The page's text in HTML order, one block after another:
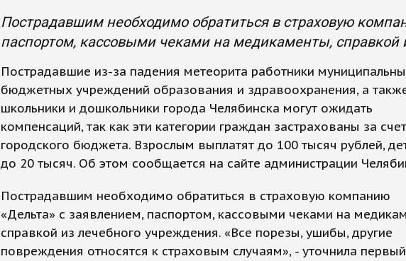
Пострадавшим необходимо обратиться в страховую
паспортом, кассовыми чеками на медикаменты, справкой
Пострадавшие из-за падения метеорита работники
бюджетных учреждений образования и здравоохранения, а
школьники и дошкольники города Челябинска могут ожидать
компенсаций, так как эти категории граждан застрахованы за счет
городского бюджета. Взрослым выплатят до 100 тысяч рублей,
до 20 тысяч. Об этом сообщается на сайте администрации
Пострадавшим необходимо обратиться в страховую компанию
«Дельта» с заявлением, паспортом, кассовыми чеками на
справкой из лечебного учреждения. «Все порезы, ушибы, другие
повреждения относятся к страховым случаям», - уточнила первый